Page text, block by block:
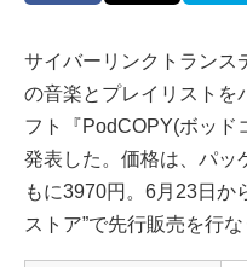
サイバーリンクトランス
の音楽とプレイリストを
フト『PodCOPY(ボッド
発表した。価格は、パッ
もに3970円。6月23日か
ストア”で先行販売を行な